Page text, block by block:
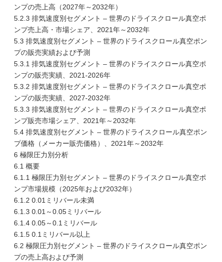
ンプの売上高（2027年～2032年）
5.2.3 排気速度別セグメント – 世界のドライスクロール真空ポ
ンプ売上高・市場シェア、2021年～2032年
5.3 排気速度別セグメント – 世界のドライスクロール真空ポン
プの販売実績および予測
5.3.1 排気速度別セグメント – 世界のドライスクロール真空ポ
ンプの販売実績、2021-2026年
5.3.2 排気速度別セグメント – 世界のドライスクロール真空ポ
ンプの販売実績、2027-2032年
5.3.3 排気速度別セグメント – 世界のドライスクロール真空ポ
ンプ販売市場シェア、2021年～2032年
5.4 排気速度別セグメント – 世界のドライスクロール真空ポン
プ価格（メーカー販売価格）、2021年～2032年
6 極限圧力別分析
6.1 概要
6.1.1 極限圧力別セグメント – 世界のドライスクロール真空ポ
ンプ市場規模（2025年および2032年）
6.1.2 0.01ミリバール未満
6.1.3 0.01～0.05ミリバール
6.1.4 0.05～0.1ミリバール
6.1.5 0.1ミリバール以上
6.2 極限圧力別セグメント – 世界のドライスクロール真空ポン
プの売上高および予測